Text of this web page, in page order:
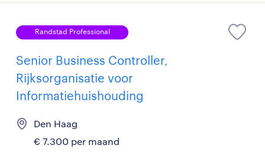
Randstad Professional
Senior Business Controller,
Rijksorganisatie voor
Informatiehuishouding
Den Haag
€ 7.300 per maand